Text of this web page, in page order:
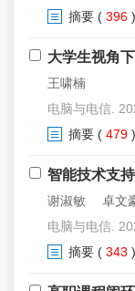
摘要 ( 396 )
大学生视角
王啸楠
电脑与电信.
摘要 ( 479 )
智能技术支
谢淑敏 卓文
电脑与电信.
摘要 ( 343 )